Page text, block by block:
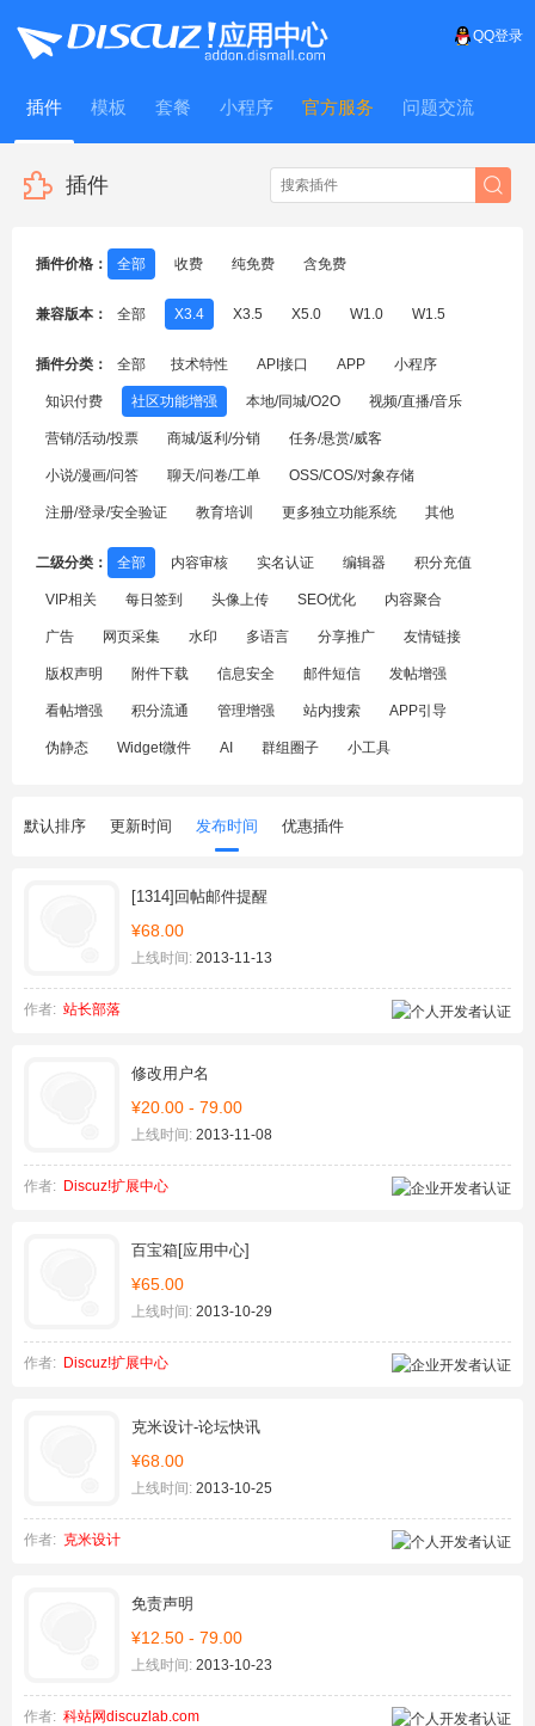
QQ登录
插件 模板 套餐 小程序 官方服务 问题交流
WitFrame
插件
插件价格： 全部 收费 纯免费 含免费
兼容版本： 全部 X3.4 X3.5 X5.0 W1.0 W1.5
插件分类： 全部 技术特性 API接口 APP 小程序
知识付费 社区功能增强 本地/同城/O2O 视频/直播/音乐
营销/活动/投票 商城/返利/分销 任务/悬赏/威客
小说/漫画/问答 聊天/问卷/工单 OSS/COS/对象存储
注册/登录/安全验证 教育培训 更多独立功能系统 其他
二级分类： 全部 内容审核 实名认证 编辑器 积分充值
VIP相关 每日签到 头像上传 SEO优化 内容聚合
广告 网页采集 水印 多语言 分享推广 友情链接
版权声明 附件下载 信息安全 邮件短信 发帖增强
看帖增强 积分流通 管理增强 站内搜索 APP引导
伪静态 Widget微件 AI 群组圈子 小工具
默认排序 更新时间 发布时间 优惠插件
[1314]回帖邮件提醒
¥68.00
上线时间: 2013-11-13
作者: 站长部落
修改用户名
¥20.00 - 79.00
上线时间: 2013-11-08
作者: Discuz!扩展中心
百宝箱[应用中心]
¥65.00
上线时间: 2013-10-29
作者: Discuz!扩展中心
克米设计-论坛快讯
¥68.00
上线时间: 2013-10-25
作者: 克米设计
免责声明
¥12.50 - 79.00
上线时间: 2013-10-23
作者: 科站网discuzlab.com